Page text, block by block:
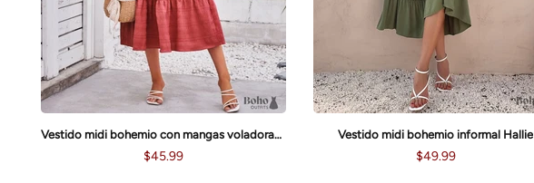
Vestido midi bohemio con mangas voladoras y capas en violeta
$45.99
Vestido midi bohemio informal Hallie
$49.99